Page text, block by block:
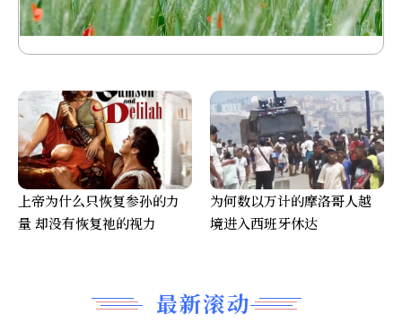
最新滚动
上帝为什么只恢复参孙的力
量 却没有恢复祂的视力
为何数以万计的摩洛哥人越
境进入西班牙休达